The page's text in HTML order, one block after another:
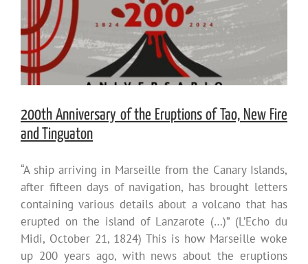
200th Anniversary of the Eruptions of Tao, New Fire
and Tinguaton
“A ship arriving in Marseille from the Canary Islands,
after fifteen days of navigation, has brought letters
containing various details about a volcano that has
erupted on the island of Lanzarote (…)” (L’Echo du
Midi, October 21, 1824) This is how Marseille woke
up 200 years ago, with news about the eruptions